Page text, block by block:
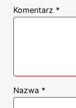
Komentarz *
Nazwa *